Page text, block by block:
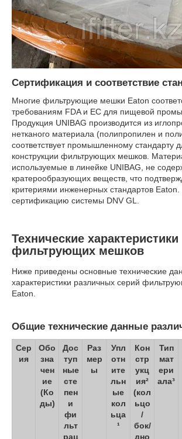
Сертификация и соответствие
Многие фильтрующие мешки Eaton
требованиям FDA и EC для пищевой
Продукция UNIBAG производится из
нетканого материала (полипропилен и
соответствует промышленному стандарту
конструкции фильтрующих мешков.
используемые в линейке UNIBAG, не
кратерообразующих веществ, что
критериями инженерных стандартов
сертификацию системы DNV GL.
Технические характеристики
фильтрующих мешков
Ниже приведены основные технические
характеристики различных серий
Eaton.
Общие технические данные
Сер
ия
Обо
зна
чен
ие
(Ко
ды)
Дос
туп
ные
сте
пен
и
фи
льт
рац
Раз
мер
ы
Упл
отн
ите
льн
ые
кол
ьца
¹
Кон
стр
укц
ия²
(кол
ьцо
/
бок/
дно
Тип
мат
ери
ала³